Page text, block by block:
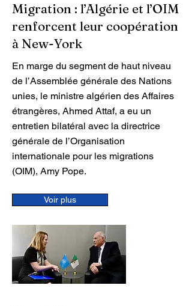
Migration : l’Algérie et l’OIM
renforcent leur coopération
à New-York
En marge du segment de haut niveau
de l’Assemblée générale des Nations
unies, le ministre algérien des Affaires
étrangères, Ahmed Attaf, a eu un
entretien bilatéral avec la directrice
générale de l’Organisation
internationale pour les migrations
(OIM), Amy Pope.
Voir plus